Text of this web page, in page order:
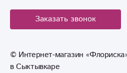
Заказать звонок
© Интернет-магазин
в Сыктывкаре